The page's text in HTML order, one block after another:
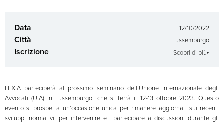
Data 12/10/2022
Città Lussemburgo
Iscrizione Scopri di più
LEXIA parteciperà al prossimo seminario dell’Unione Internazionale degli
Avvocati (UIA) in Lussemburgo, che si terrà il 12-13 ottobre 2023. Questo
evento si prospetta un’occasione unica per rimanere aggiornati sui recenti
sviluppi normativi, per intervenire e partecipare a discussioni durante gli